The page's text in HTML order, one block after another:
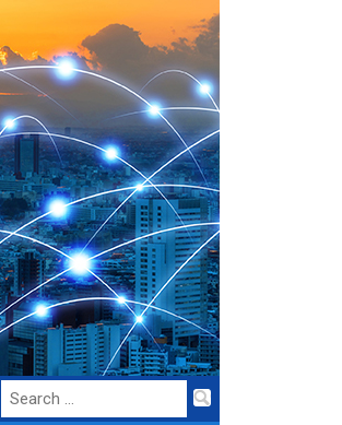
Search
for: